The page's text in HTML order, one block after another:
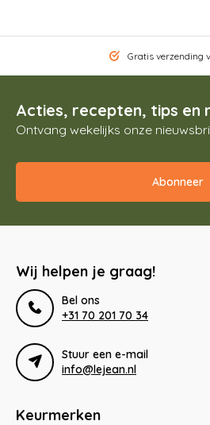
Gratis verzending
Acties, recepten, tips en
Ontvang wekelijks onze
Abonneer
Wij helpen je graag!
Bel ons
+31 70 201 70 34
Stuur een e-mail
info@lejean.nl
Keurmerken